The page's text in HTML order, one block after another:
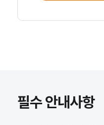
필수 안내사항